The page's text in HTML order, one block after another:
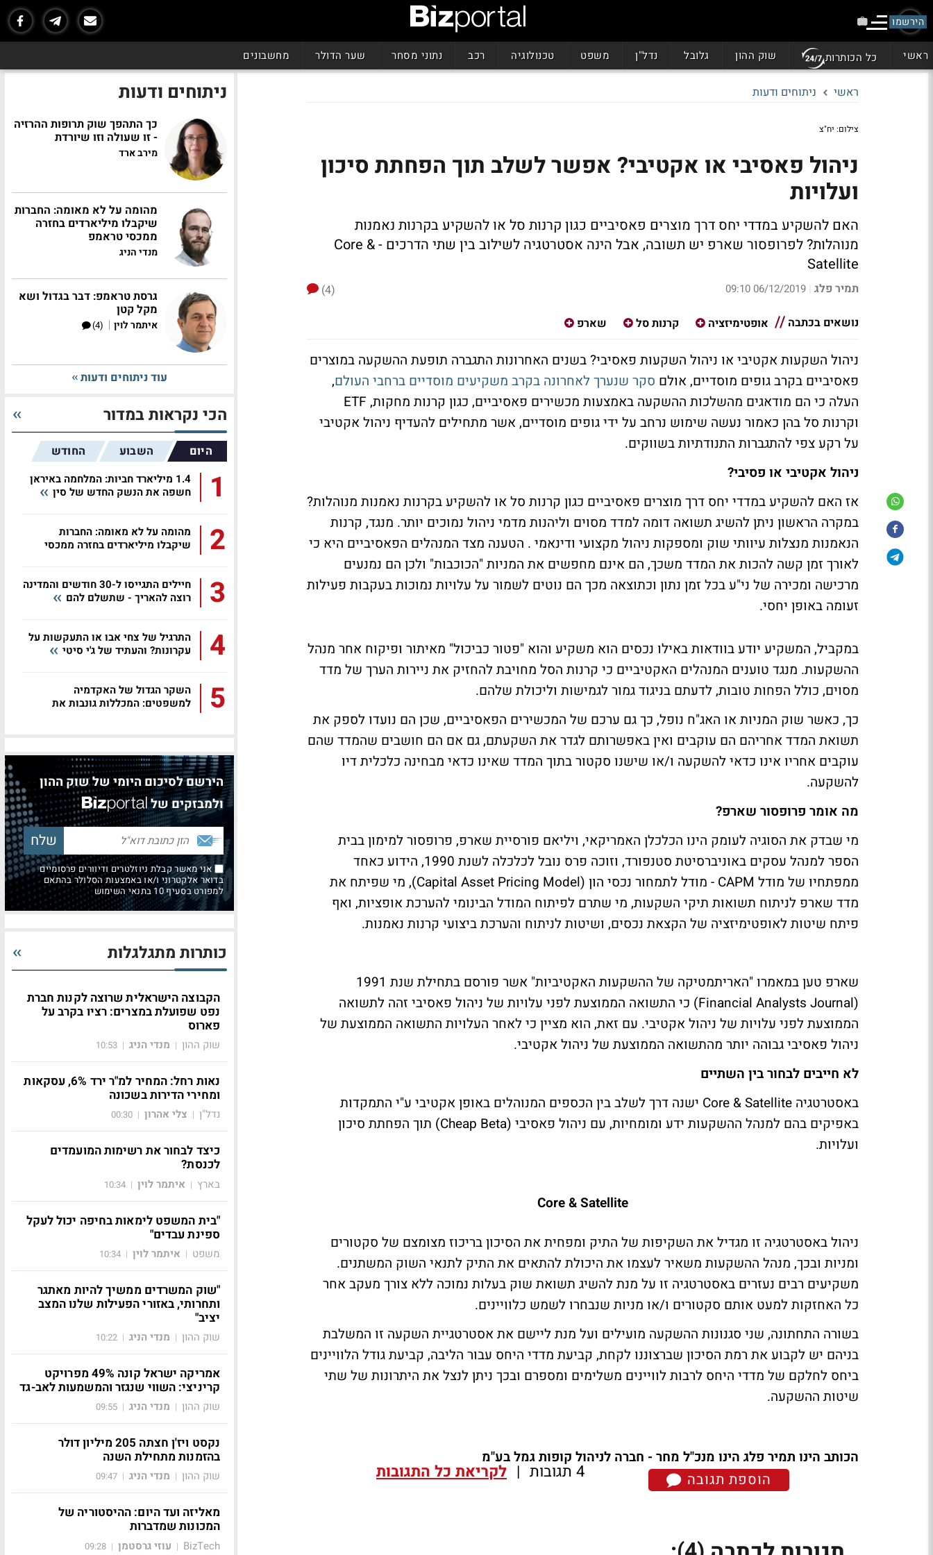
הירשמו
ראשי כל הכותרות שוק ההון גלובל נדל"ן משפט טכנולוגיה רכב נתוני מסחר שער הדולר מחשבונים
ראשי ניתוחים ודעות
צילום: יח"צ
ניהול פאסיבי או אקטיבי? אפשר לשלב תוך הפחתת סיכון
ועלויות
האם להשקיע במדדי יחס דרך מוצרים פאסיביים כגון קרנות סל או להשקיע בקרנות נאמנות
מנוהלות? לפרופסור שארפ יש תשובה, אבל הינה אסטרטגיה לשילוב בין שתי הדרכים - Core &
Satellite
תמיר פלג |
06/12/2019 09:10
(4)
נושאים בכתבה
אופטימיזציה קרנות סל שארפ
ניהול השקעות אקטיבי או ניהול השקעות פאסיבי? בשנים האחרונות התגברה תופעת ההשקעה במוצרים
פאסיביים בקרב גופים מוסדיים, אולם סקר שנערך לאחרונה בקרב משקיעים מוסדיים ברחבי העולם,
העלה כי הם מודאגים מהשלכות ההשקעה באמצעות מכשירים פאסיביים, כגון קרנות מחקות, ETF
וקרנות סל בהן כאמור נעשה שימוש נרחב על ידי גופים מוסדיים, אשר מתחילים להעדיף ניהול אקטיבי
על רקע צפי להתגברות התנודתיות בשווקים.
ניהול אקטיבי או פסיבי?
אז האם להשקיע במדדי יחס דרך מוצרים פאסיביים כגון קרנות סל או להשקיע בקרנות נאמנות מנוהלות?
במקרה הראשון ניתן להשיג תשואה דומה למדד מסוים וליהנות מדמי ניהול נמוכים יותר. מנגד, קרנות
הנאמנות מנצלות עיוותי שוק ומספקות ניהול מקצועי ודינאמי . הטענה מצד המנהלים הפאסיביים היא כי
לאורך זמן קשה להכות את המדד משכך, הם אינם מחפשים את המניות "הכוכבות" ולכן הם נמנעים
מרכישה ומכירה של ני"ע בכל זמן נתון וכתוצאה מכך הם נוטים לשמור על עלויות נמוכות בעקבות פעילות
זעומה באופן יחסי.
במקביל, המשקיע יודע בוודאות באילו נכסים הוא משקיע והוא "פטור כביכול" מאיתור ופיקוח אחר מנהל
ההשקעות. מנגד טוענים המנהלים האקטיביים כי קרנות הסל מחויבת להחזיק את ניירות הערך של מדד
מסוים, כולל הפחות טובות, לדעתם בניגוד גמור לגמישות וליכולת שלהם.
כך, כאשר שוק המניות או האג"ח נופל, כך גם ערכם של המכשירים הפאסיביים, שכן הם נועדו לספק את
תשואת המדד אחריהם הם עוקבים ואין באפשרותם לגדר את השקעתם, גם אם הם חושבים שהמדד שהם
עוקבים אחריו אינו כדאי להשקעה ו/או שישנו סקטור בתוך המדד שאינו כדאי מבחינה כלכלית דיו
להשקעה.
מה אומר פרופסור שארפ?
מי שבדק את הסוגיה לעומק הינו הכלכלן האמריקאי, ויליאם פורסיית שארפ, פרופסור למימון בבית
הספר למנהל עסקים באוניברסיטת סטנפורד, וזוכה פרס נובל לכלכלה לשנת 1990, הידוע כאחד
ממפתחיו של מודל CAPM - מודל לתמחור נכסי הון (Capital Asset Pricing Model), מי שפיתח את
מדד שארפ לניתוח תשואות תיקי השקעות, מי שתרם לפיתוח המודל הבינומי להערכת אופציות, ואף
פיתח שיטות לאופטימיזציה של הקצאת נכסים, ושיטות לניתוח והערכת ביצועי קרנות נאמנות.
שארפ טען במאמרו "האריתמטיקה של ההשקעות האקטיביות" אשר פורסם בתחילת שנת 1991
(Financial Analysts Journal) כי התשואה הממוצעת לפני עלויות של ניהול פאסיבי זהה לתשואה
הממוצעת לפני עלויות של ניהול אקטיבי. עם זאת, הוא מציין כי לאחר העלויות התשואה הממוצעת של
ניהול פאסיבי גבוהה יותר מהתשואה הממוצעת של ניהול אקטיבי.
לא חייבים לבחור בין השתיים
באסטרטגיה Core & Satellite ישנה דרך לשלב בין הכספים המנוהלים באופן אקטיבי ע"י התמקדות
באפיקים בהם למנהל ההשקעות ידע ומומחיות, עם ניהול פאסיבי (Cheap Beta) תוך הפחתת סיכון
ועלויות.
Core & Satellite
ניהול באסטרטגיה זו מגדיל את השקיפות של התיק ומפחית את הסיכון בריכוז מצומצם של סקטורים
ומניות ובכך, מנהל ההשקעות משאיר לעצמו את היכולת להתאים את התיק לתנאי השוק המשתנים.
משקיעים רבים נעזרים באסטרטגיה זו על מנת להשיג תשואת שוק בעלות נמוכה ללא צורך מעקב אחר
כל האחזקות למעט אותם סקטורים ו/או מניות שנבחרו לשמש כלוויינים.
בשורה התחתונה, שני סגנונות ההשקעה מועילים ועל מנת ליישם את אסטרטגיית השקעה זו המשלבת
בניהם יש לקבוע את רמת הסיכון שברצוננו לקחת, קביעת מדדי היחס עבור הליבה, קביעת גודל הלוויינים
ביחס לחלקם של מדדי היחס לרבות לוויינים משלימים ומספרם ובכך ניתן לנצל את היתרונות של שתי
שיטות ההשקעה.
הכותב הינו תמיר פלג הינו מנכ"ל מחר - חברה לניהול קופות גמל בע"מ
הוספת תגובה 4 תגובות | לקריאת כל התגובות
ניתוחים ודעות
כך התהפך שוק תרופות ההרזיה
- זו שעולה וזו שיורדת
מירב ארד
מהומה על לא מאומה: החברות
שיקבלו מיליארדים בחזרה
ממכסי טראמפ
מנדי הניג
גרסת טראמפ: דבר בגדול ושא
מקל קטן
איתמר לוין |
(4)
עוד ניתוחים ודעות
הכי נקראות במדור
היום השבוע החודש
1
1.4 מיליארד חביות: המלחמה באיראן
חשפה את הנשק החדש של סין
2
מהומה על לא מאומה: החברות
שיקבלו מיליארדים בחזרה ממכסי
3
חיילים התגייסו ל-30 חודשים והמדינה
רוצה להאריך - שתשלם להם
4
התרגיל של צחי אבו או התעקשות על
עקרונות? והעתיד של ג'י סיטי
5
השקר הגדול של האקדמיה
למשפטים: המכללות גונבות את
הירשם לסיכום היומי של שוק ההון
ולמבזקים של
אני מאשר קבלת ניוזלטרים ודיוורים פרסומיים
בדואר אלקטרוני ו/או באמצעות הסלולר בהתאם
למפורט בסעיף 10 בתנאי השימוש
כותרות מתגלגלות
הקבוצה הישראלית שרוצה לקנות חברת
נפט שפועלת במצרים: רציו בקרב על
פארוס
שוק ההון | מנדי הניג |
10:53
נאות רחל: המחיר למ"ר ירד 6%, עסקאות
ומחירי הדירות בשכונה
נדל"ן | צלי אהרון |
00:30
כיצד לבחור את רשימות המועמדים
לכנסת?
בארץ | איתמר לוין |
10:34
"בית המשפט לימאות בחיפה יכול לעקל
ספינת עבדים"
משפט | איתמר לוין |
10:34
"שוק המשרדים ממשיך להיות מאתגר
ותחרותי, באזורי הפעילות שלנו המצב
יציב"
שוק ההון | מנדי הניג |
10:22
אמריקה ישראל קונה 49% מפרויקט
קריניצי: השווי שנגזר והמשמעות לאב-גד
שוק ההון | מנדי הניג |
09:55
נקסט ויז'ן חצתה 205 מיליון דולר
בהזמנות מתחילת השנה
שוק ההון | מנדי הניג |
09:47
מאליזה ועד היום: ההיסטוריה של
המכונות שמדברות
BizTech
| עוזי גרסטמן |
09:28